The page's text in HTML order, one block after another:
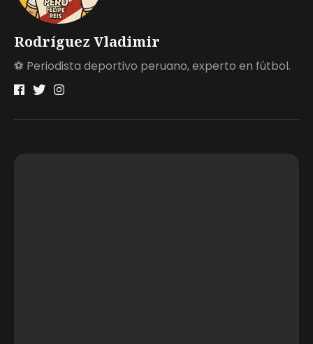
Rodríguez Vladimir
⚽ Periodista deportivo peruano, experto en fútbol.